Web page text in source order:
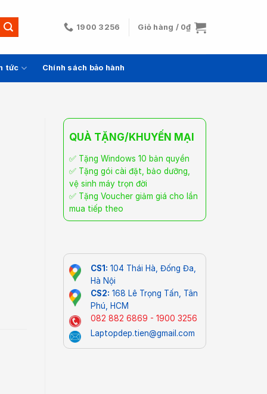
1900 3256 Giỏ hàng / 0₫
tức Chính sách bảo hành
QUÀ TẶNG/KHUYẾN MẠI
✅ Tặng Windows 10 bản quyền
✅ Tặng gói cài đặt, bảo dưỡng,
vệ sinh máy trọn đời
✅ Tặng Voucher giảm giá cho lần
mua tiếp theo
CS1: 104 Thái Hà, Đống Đa,
Hà Nội
CS2: 168 Lê Trọng Tấn, Tân
Phú, HCM
082 882 6869 - 1900 3256
Laptopdep.tien@gmail.com